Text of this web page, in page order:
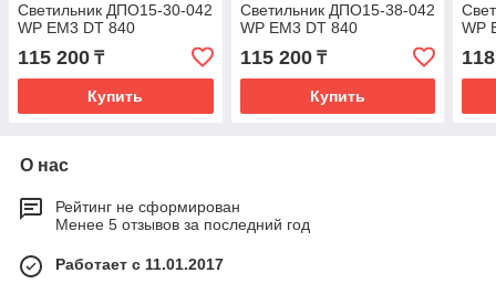
Светильник ДПО15-30-042
WP EM3 DT 840
115 200 ₸
Купить
Светильник ДПО15-38-042
WP ЕМ3 DT 840
115 200₸
Купить
WP
О нас
Рейтинг не сформирован
Менее 5 отзывов за последний год
Работает с 11.01.2017